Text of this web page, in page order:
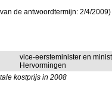
de antwoordtermijn: 2/4/2009)
vice-eersteminister en
Hervormingen
kostprijs in 2008